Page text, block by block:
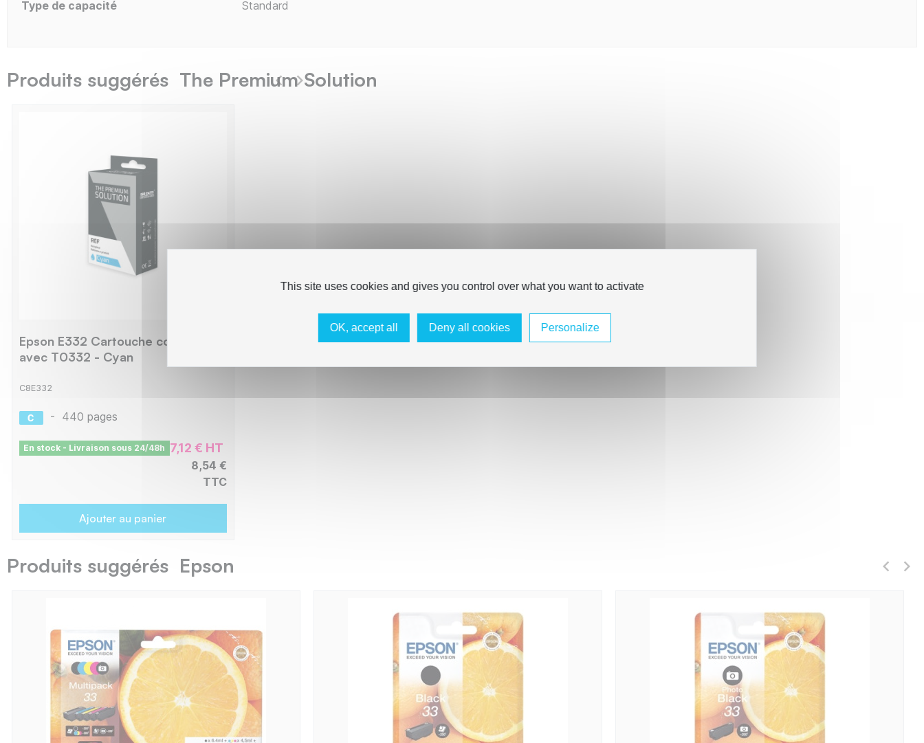
Type de capacité Standard
Produits suggérés The Premium Solution
Epson E332 Cartouche compatible
avec T0332 - Cyan
C8E332
- 440 pages
En stock - Livraison sous 24/48h 7,12 € HT
8,54 €
TTC
Ajouter au panier
Produits suggérés Epson
This site uses cookies and gives you control over what you want to activate
OK, accept all Deny all cookies Personalize